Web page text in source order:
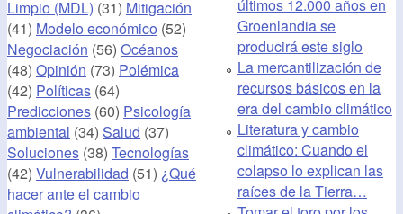
Limpio (MDL) (31) Mitigación
(41) Modelo económico (52)
Negociación (56) Océanos
(48) Opinión (73) Polémica
(42) Políticas (64)
Predicciones (60) Psicología
ambiental (34) Salud (37)
Soluciones (38) Tecnologías
(42) Vulnerabilidad (51) ¿Qué
hacer ante el cambio
últimos 12.000 años en
Groenlandia se
producirá este siglo
La mercantilización de
recursos básicos en la
era del cambio climático
Literatura y cambio
climático: Cuando el
colapso lo explican las
raíces de la Tierra…